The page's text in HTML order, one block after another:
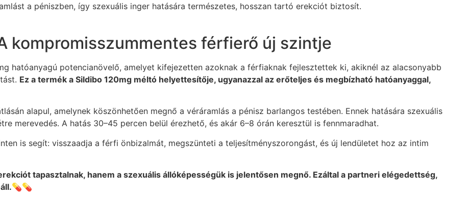
a péniszben, így szexuális inger hatására természetes, hosszan tartó erekciót biztosít.
kompromisszummentes férfierő új szintje
hatóanyagú potencianövelő, amelyet kifejezetten azoknak a férfiaknak fejlesztettek ki, akiknél az alacsonyabb
Ez a termék a Sildibo 120mg méltó helyettesítője, ugyanazzal az erőteljes és megbízható hatóanyaggal,
alapul, amelynek köszönhetően megnő a véráramlás a pénisz barlangos testében. Ennek hatására szexuális
merevedés. A hatás 30–45 percen belül érezhető, és akár 6–8 órán keresztül is fennmaradhat.
is segít: visszaadja a férfi önbizalmát, megszünteti a teljesítményszorongást, és új lendületet hoz az intim
tapasztalnak, hanem a szexuális állóképességük is jelentősen megnő. Ezáltal a partneri elégedettség,